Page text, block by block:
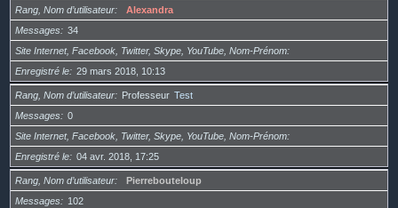
Rang, Nom d’utilisateur
Alexandra
Messages
34
Site Internet, Facebook, Twitter, Skype, YouTube, Nom-Prénom
Enregistré le
29 mars 2018, 10:13
Rang, Nom d’utilisateur Professeur Test
Messages
0
Site Internet, Facebook, Twitter, Skype, YouTube, Nom-Prénom
Enregistré le
04 avr. 2018, 17:25
Rang, Nom d’utilisateur
Pierrebouteloup
Messages
102